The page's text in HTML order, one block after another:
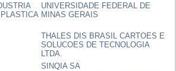
UNIVERSIDADE FEDERAL DE
MINAS GERAIS
THALES DIS BRASIL CARTOES E
SOLUCOES DE TECNOLOGIA
LTDA.
SINQIA SA